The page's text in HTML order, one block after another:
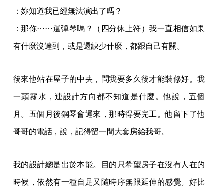
：妳知道我已經無法演出了嗎？
：那你⋯⋯還彈琴嗎？（四分休止符）我一直相信如果
有什麼沒達到，或是還缺少什麼，都跟自己有關。
後來他站在屋子的中央，問我要多久後才能裝修好。我
一頭霧水，連設計方向都不知道是什麼。他說，五個
月。五個月後鋼琴會運來，那時得要完工。他留下了他
哥哥的電話，說，記得留一間大套房給我哥。
我的設計總是出於本能。目的只希望房子在沒有人在的
時候，依然有一種自足又隨時序無限延伸的感覺。好比